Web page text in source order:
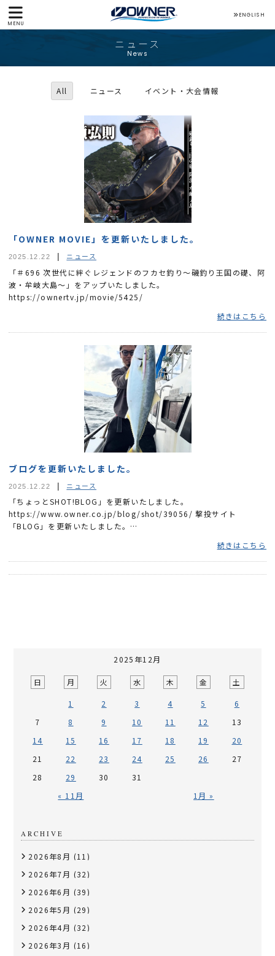
MENU
ENGLISH
ニュース
News
All ニュース イベント・大会情報
「OWNER MOVIE」を更新いたしました。
2025.12.22 ニュース
「＃696 次世代に絆ぐレジェンドのフカセ釣り～磯釣り王国の礎、阿
波・牟岐大島～」をアップいたしました。
https://ownertv.jp/movie/5425/
続きはこちら
ブログを更新いたしました。
2025.12.22 ニュース
「ちょっとSHOT!BLOG」を更新いたしました。
https://www.owner.co.jp/blog/shot/39056/ 撃投サイト
「BLOG」を更新いたしました。
続きはこちら
2025年12月
日 月 火 水 木 金 土
« 11月 1月 »
1 2 3 4 5
6
7
8 9 10 11 12
13
14
15 16 17 18 19
20
21
22 23 24 25 26
27
28
29 30 31
ARCHIVE
2026年8月 (11)
2026年7月 (32)
2026年6月 (39)
2026年5月 (29)
2026年4月 (32)
2026年3月 (16)